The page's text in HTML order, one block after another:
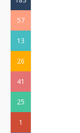
57
13
26
41
25
1